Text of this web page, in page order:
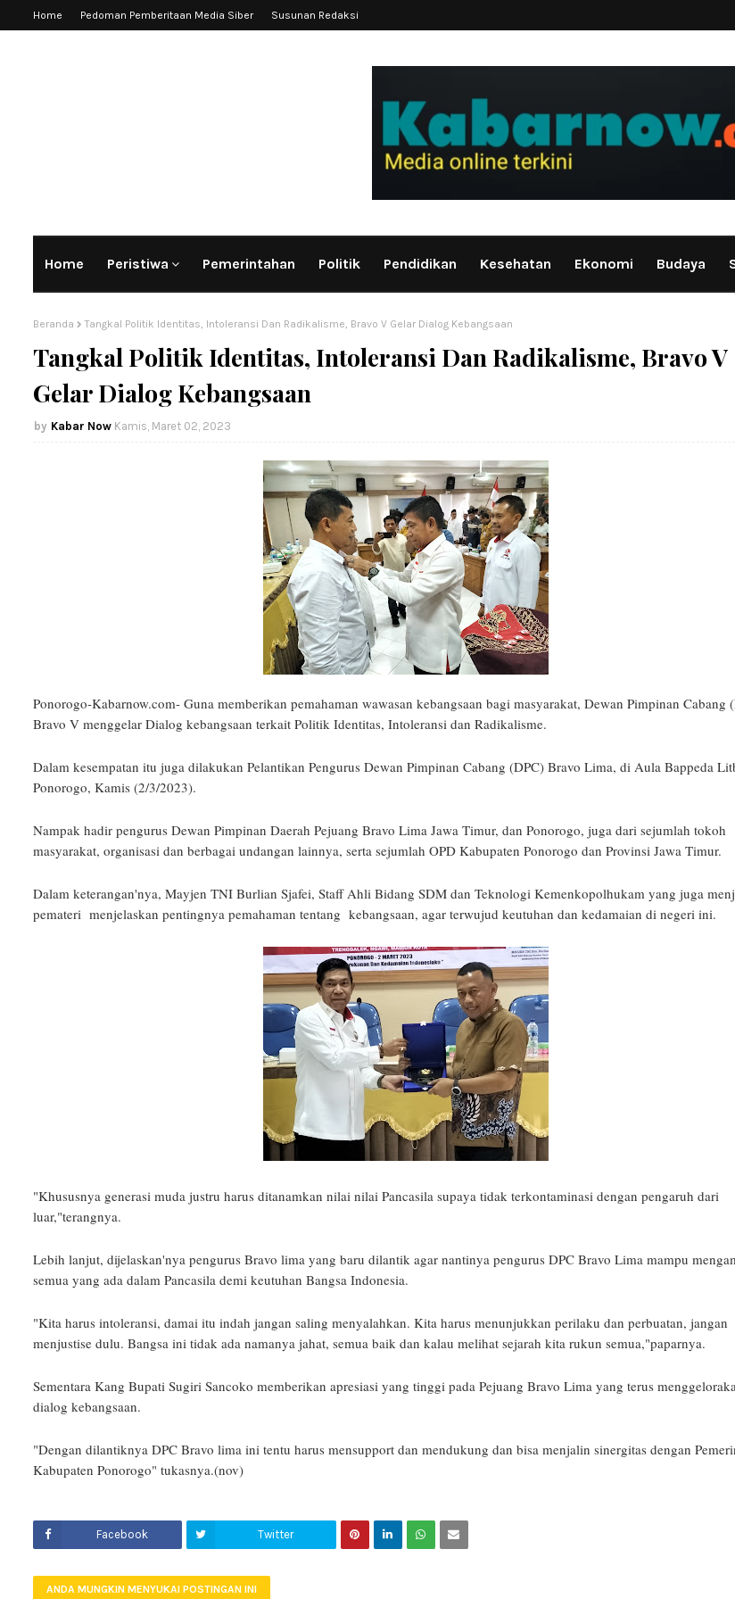
Home Pedoman Pemberitaan Media Siber Susunan Redaksi
Home Peristiwa Pemerintahan Politik Pendidikan Kesehatan Ekonomi Budaya
Beranda Tangkal Politik Identitas, Intoleransi Dan Radikalisme, Bravo V Gelar Dialog Kebangsaan
Tangkal Politik Identitas, Intoleransi Dan Radikalisme, Bravo V
Gelar Dialog Kebangsaan
Kabar Now Kamis, Maret 02, 2023
Ponorogo-Kabarnow.com- Guna memberikan pemahaman wawasan kebangsaan bagi masyarakat, Dewan Pimpinan Cabang
Bravo V menggelar Dialog kebangsaan terkait Politik Identitas, Intoleransi dan Radikalisme.
Dalam kesempatan itu juga dilakukan Pelantikan Pengurus Dewan Pimpinan Cabang (DPC) Bravo Lima, di Aula Bappeda
Ponorogo, Kamis (2/3/2023).
Nampak hadir pengurus Dewan Pimpinan Daerah Pejuang Bravo Lima Jawa Timur, dan Ponorogo, juga dari sejumlah tokoh
masyarakat, organisasi dan berbagai undangan lainnya, serta sejumlah OPD Kabupaten Ponorogo dan Provinsi Jawa Timur.
Dalam keterangan'nya, Mayjen TNI Burlian Sjafei, Staff Ahli Bidang SDM dan Teknologi Kemenkopolhukam yang juga
pemateri menjelaskan pentingnya pemahaman tentang kebangsaan, agar terwujud keutuhan dan kedamaian di negeri ini.
"Khususnya generasi muda justru harus ditanamkan nilai nilai Pancasila supaya tidak terkontaminasi dengan pengaruh dari
luar,"terangnya.
Lebih lanjut, dijelaskan'nya pengurus Bravo lima yang baru dilantik agar nantinya pengurus DPC Bravo Lima mampu
semua yang ada dalam Pancasila demi keutuhan Bangsa Indonesia.
"Kita harus intoleransi, damai itu indah jangan saling menyalahkan. Kita harus menunjukkan perilaku dan perbuatan, jangan
menjustise dulu. Bangsa ini tidak ada namanya jahat, semua baik dan kalau melihat sejarah kita rukun semua,"paparnya.
Sementara Kang Bupati Sugiri Sancoko memberikan apresiasi yang tinggi pada Pejuang Bravo Lima yang terus
dialog kebangsaan.
"Dengan dilantiknya DPC Bravo lima ini tentu harus mensupport dan mendukung dan bisa menjalin sinergitas dengan
Kabupaten Ponorogo" tukasnya.(nov)
Facebook Twitter
ANDA MUNGKIN MENYUKAI POSTINGAN INI